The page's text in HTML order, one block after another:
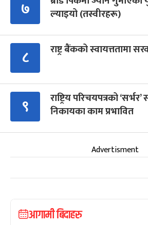
७
ल्याइयो (तस्वीरहरू)
८ राष्ट्र बैंकको स्वायत्ततामा
९
राष्ट्रिय परिचयपत्रको
निकायका काम प्रभावित
Advertisment
आगामी बिदाहरु